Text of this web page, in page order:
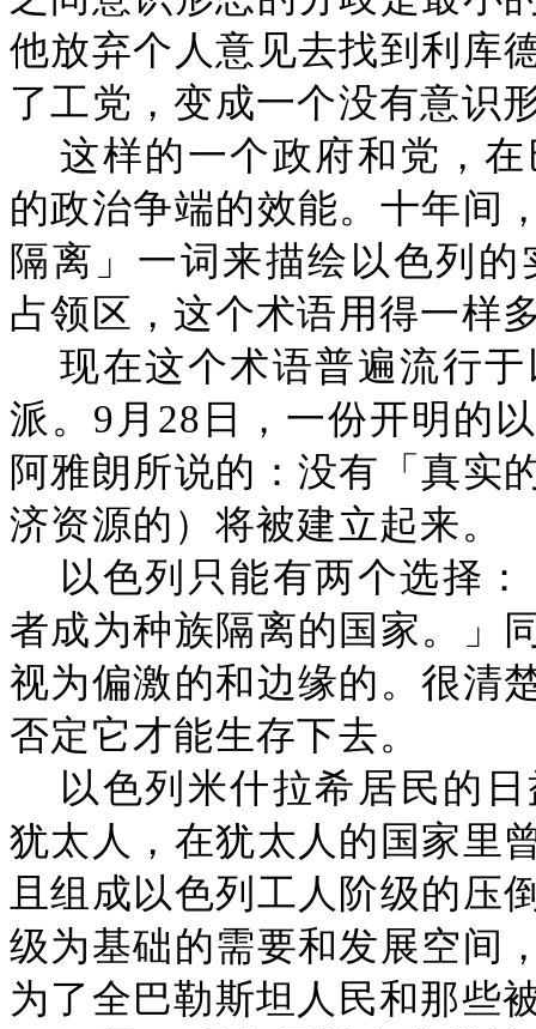
他放弃个人意见去找到利库
了工党，变成一个没有意识
这样的一个政府和党，
的政治争端的效能。十年间
隔离」一词来描绘以色列
占领区，这个术语用得一样
现在这个术语普遍流行
派。9月28日，一份开明的
阿雅朗所说的：没有「真实
济资源的）将被建立起来。
以色列只能有两个选择
者成为种族隔离的国家。」
视为偏激的和边缘的。很清
否定它才能生存下去。
以色列米什拉希居民的
犹太人，在犹太人的国家里
且组成以色列工人阶级的
级为基础的需要和发展空间
为了全巴勒斯坦人民和那些